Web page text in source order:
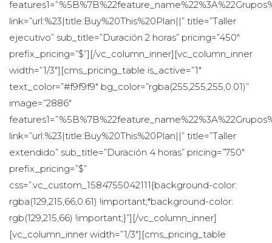
link=”url:%23|title:Buy%20This%20Plan||” title=”Taller
ejecutivo” sub_title=”Duración 2 horas” pricing=”450″
prefix_pricing=”$”][/vc_column_inner][vc_column_inner
width=”1/3″][cms_pricing_table is_active=”1″
text_color=”#f9f9f9″ bg_color=”rgba(255,255,255,0.01)”
image=”2886″
link=”url:%23|title:Buy%20This%20Plan||” title=”Taller
extendido” sub_title=”Duración 4 horas” pricing=”750″
prefix_pricing=”$”
css=”.vc_custom_1584755042111{background-color:
rgba(129,215,66,0.61) !important;*background-color:
rgb(129,215,66) !important;}”][/vc_column_inner]
[vc_column_inner width=”1/3″][cms_pricing_table